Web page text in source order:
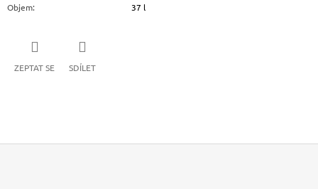
Objem: 37 l
ZEPTAT SE SDÍLET